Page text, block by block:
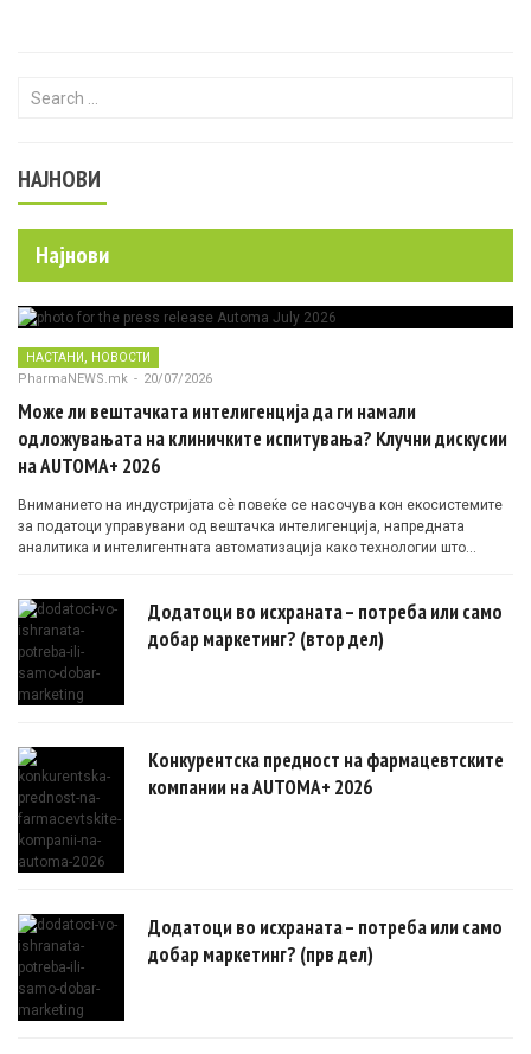
Search for:
НАЈНОВИ
Најнови
НАСТАНИ, НОВОСТИ
PharmaNEWS.mk - 20/07/2026
Може ли вештачката интелигенција да ги намали
одложувањата на клиничките испитувања? Клучни дискусии
на AUTOMA+ 2026
Вниманието на индустријата сè повеќе се насочува кон екосистемите
за податоци управувани од вештачка интелигенција, напредната
аналитика и интелигентната автоматизација како технологии што
Додатоци во исхраната – потреба или само
добар маркетинг? (втор дел)
Конкурентска предност на фармацевтските
компании на AUTOMA+ 2026
Додатоци во исхраната – потреба или само
добар маркетинг? (прв дел)